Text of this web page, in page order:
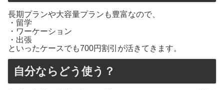
長期プランや大容量プランも豊富なので、
・留学
・ワーケーション
・出張
といったケースでも700円割引が活きてきます。
自分ならどう使う？